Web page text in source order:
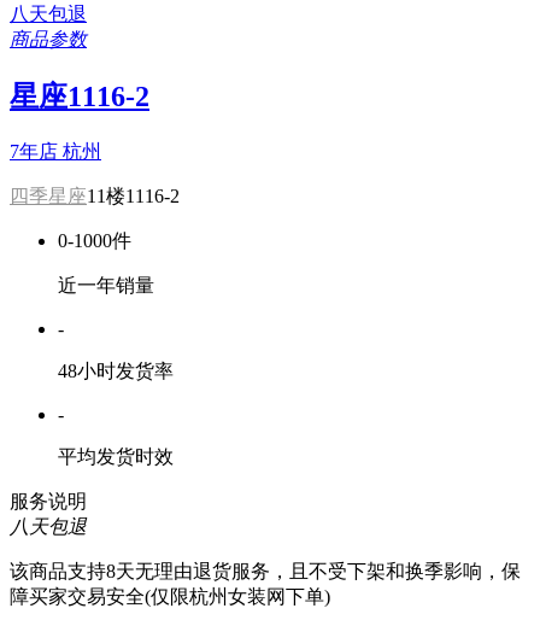
八天包退
商品参数
星座1116-2
7年店 杭州
四季星座11楼1116-2
0-1000件
近一年销量
-
48小时发货率
-
平均发货时效
服务说明
八天包退
该商品支持8天无理由退货服务，且不受下架和换季影响，保
障买家交易安全(仅限杭州女装网下单)